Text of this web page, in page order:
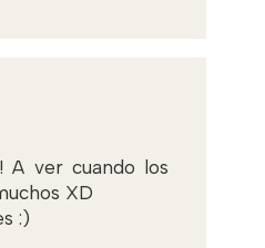
A ver cuando los
XD
:)